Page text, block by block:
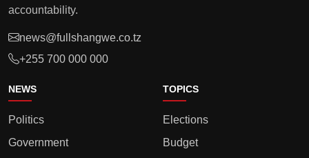
accountability.
news@fullshangwe.co.tz
+255 700 000 000
NEWS
Politics
Government
TOPICS
Elections
Budget